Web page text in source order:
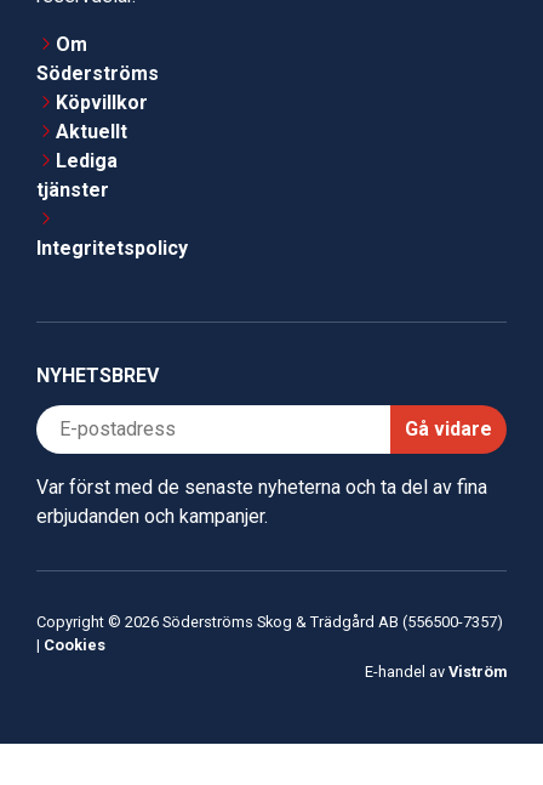
Om
Söderströms
Köpvillkor
Aktuellt
Lediga
tjänster
Integritetspolicy
NYHETSBREV
Gå vidare
Var först med de senaste nyheterna och ta del av fina
erbjudanden och kampanjer.
Copyright © 2026 Söderströms Skog & Trädgård AB (556500-7357)
| Cookies
E-handel av Viström